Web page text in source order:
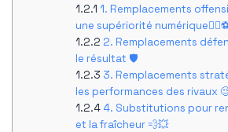
1. Remplacements
une supériorité
2. Remplacements
le résultat 🛡
3. Remplacements
les performances des rivaux
4. Substitutions pour
et la fraîcheur 💨💥